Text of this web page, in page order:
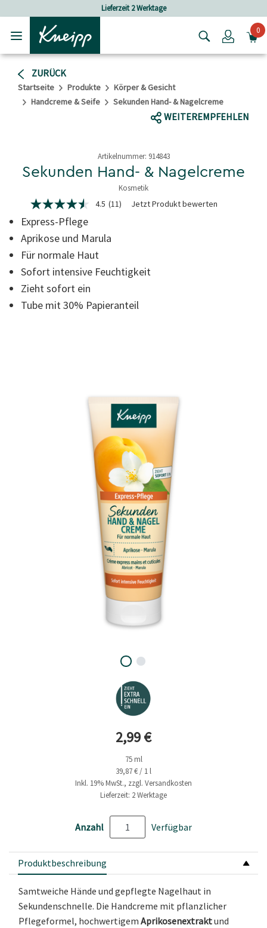
Login0
ZURÜCK
Startseite Produkte
Körper & Gesicht
Handcreme & Seife
Sekunden Hand- & Nagelcreme
WEITEREMPFEHLEN
Artikelnummer: 914843
Sekunden Hand- & Nagelcreme
Kosmetik
5 von 5 Sternen
4.5
von
5
Sternen,
der
Bewertung.
Read
11
Reviews.
Link
4.5 (11) Jetzt Produkt bewerten
Express-Pflege
Aprikose und Marula
Für normale Haut
Sofort intensive Feuchtigkeit
Zieht sofort ein
Tube mit 30% Papieranteil
Aktueller Preis
2,99 €
75 ml
39,87 € / 1 l
Inkl. 19% MwSt., zzgl. Versandkosten
Lieferzeit: 2 Werktage
Anzahl Verfügbar
Produktbeschreibung
Samtweiche Hände und gepflegte Nagelhaut in
Sekundenschnelle. Die Handcreme mit pflanzlicher
Pflegeformel, hochwertigem Aprikosenextraktund